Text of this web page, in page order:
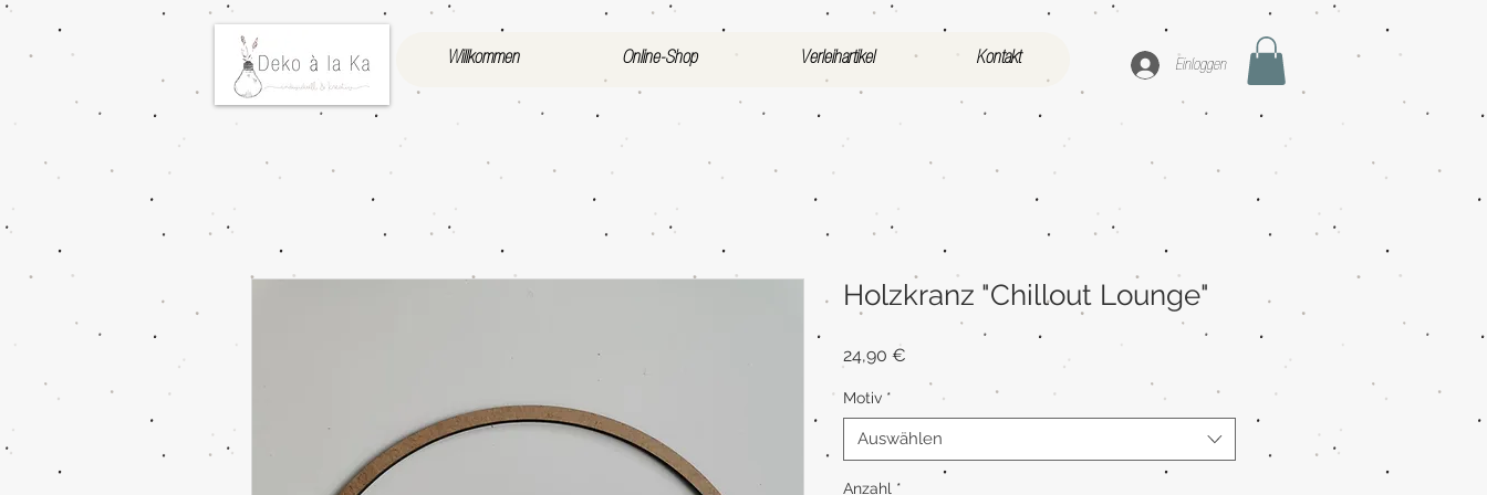
Willkommen Online-Shop Verleihartikel Kontakt Einloggen
Holzkranz "Chillout Lounge"
24,90 €
Motiv *
Auswählen
Anzahl *